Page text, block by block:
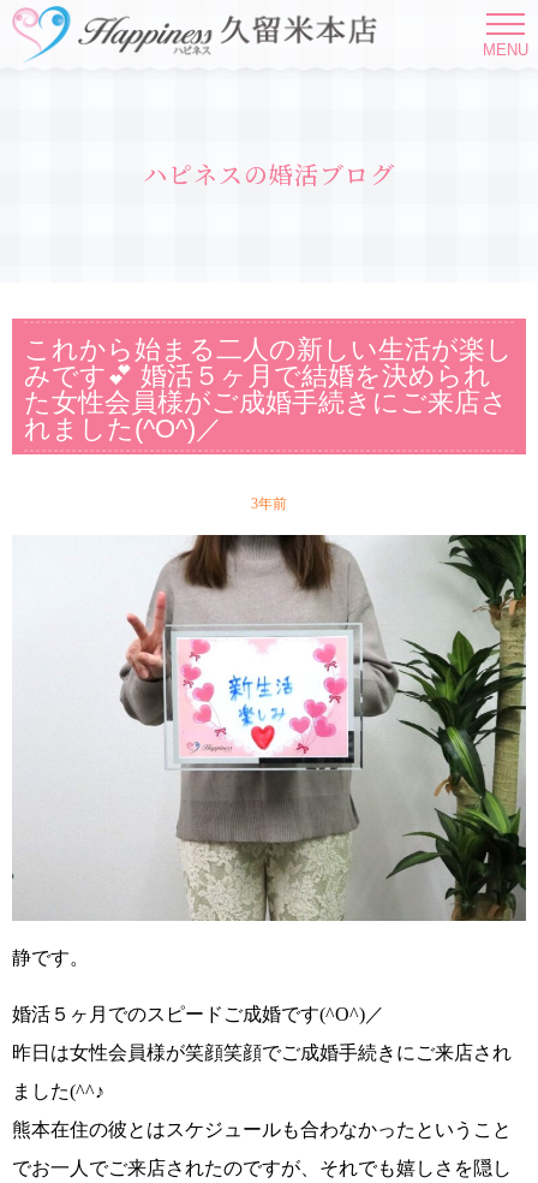
MENU
ハピネスの婚活ブログ
これから始まる二人の新しい生活が楽し
みです💕 婚活５ヶ月で結婚を決められ
た女性会員様がご成婚手続きにご来店さ
れました(^O^)／
3年前
静です。
婚活５ヶ月でのスピードご成婚です(^O^)／
昨日は女性会員様が笑顔笑顔でご成婚手続きにご来店され
ました(^^♪
熊本在住の彼とはスケジュールも合わなかったということ
でお一人でご来店されたのですが、それでも嬉しさを隠し